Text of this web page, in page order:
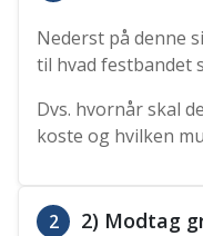
Nederst på denne
til hvad festbandet
Dvs. hvornår skal
koste og hvilken
2 2) Modtag